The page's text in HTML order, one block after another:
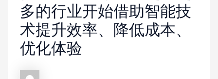
多的行业开始借助智能技
术提升效率、降低成本、
优化体验